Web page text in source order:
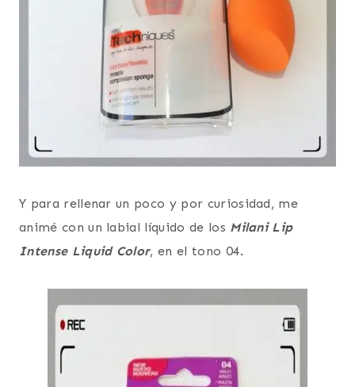
Y para rellenar un poco y por curiosidad, me
animé con un labial líquido de los Milani Lip
Intense Liquid Color, en el tono 04.